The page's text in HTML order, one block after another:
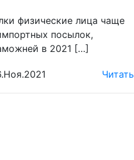
физические лица чаще
посылок,
в 2021 […]
Читать